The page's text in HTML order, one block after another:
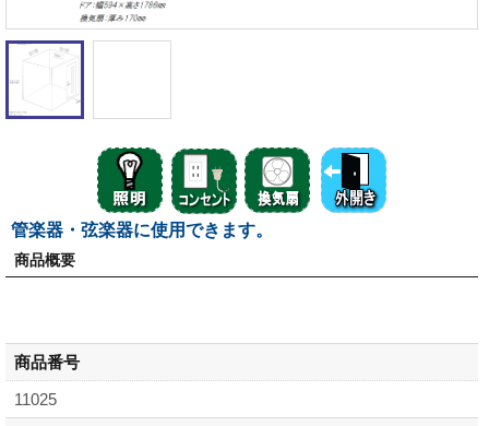
管楽器・弦楽器に使用できます。
商品概要
商品番号
11025